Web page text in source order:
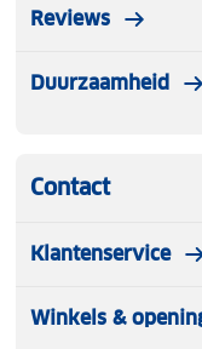
Reviews
Duurzaamheid
Contact
Klantenservice
Winkels &